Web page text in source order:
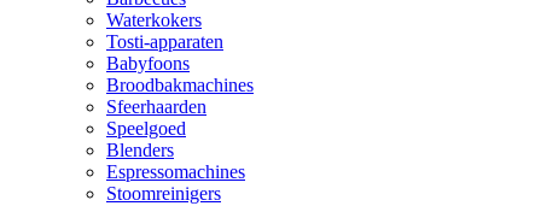
Waterkokers
Tosti-apparaten
Babyfoons
Broodbakmachines
Sfeerhaarden
Speelgoed
Blenders
Espressomachines
Stoomreinigers